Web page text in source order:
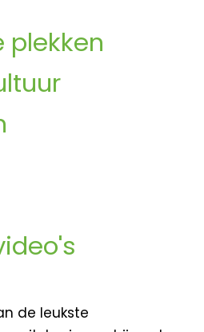
plekken
de leukste